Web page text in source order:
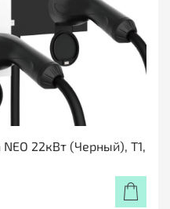
22кВт (Черный), T1,